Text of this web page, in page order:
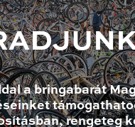
a bringabarát
rengeteg